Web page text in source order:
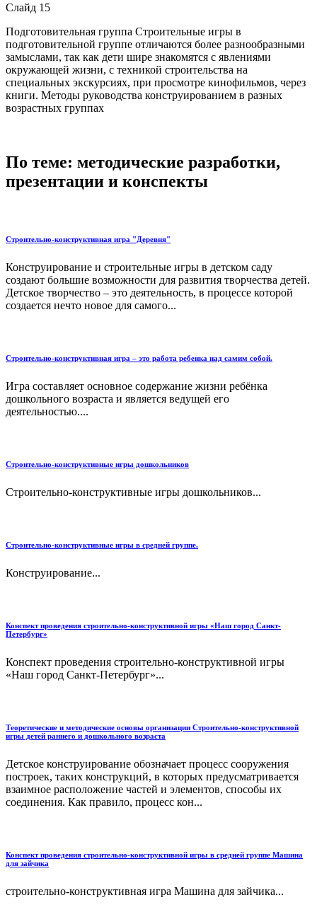
Слайд 15
Подготовительная группа Строительные игры в
подготовительной группе отличаются более разнообразными
замыслами, так как дети шире знакомятся с явлениями
окружающей жизни, с техникой строительства на
специальных экскурсиях, при просмотре кинофильмов, через
книги. Методы руководства конструированием в разных
возрастных группах
По теме: методические разработки,
презентации и конспекты
Строительно-конструктивная игра "Деревня"
Конструирование и строительные игры в детском саду
создают большие возможности для развития творчества детей.
Детское творчество – это деятельность, в процессе которой
создается нечто новое для самого...
Строительно-конструктивная игра – это работа ребенка над самим собой.
Игра составляет основное содержание жизни ребёнка
дошкольного возраста и является ведущей его
деятельностью....
Строительно-конструктивные игры дошкольников
Строительно-конструктивные игры дошкольников...
Строительно-конструктивные игры в средней группе.
Конструирование...
Конспект проведения строительно-конструктивной игры «Наш город Санкт-
Петербург»
Конспект проведения строительно-конструктивной игры
«Наш город Санкт-Петербург»...
Теоретические и методические основы организации Строительно-конструктивной
игры детей раннего и дошкольного возраста
Детское конструирование обозначает процесс сооружения
построек, таких конструкций, в которых предусматривается
взаимное расположение частей и элементов, способы их
соединения. Как правило, процесс кон...
Конспект проведения строительно-конструктивной игры в средней группе Машина
для зайчика
строительно-конструктивная игра Машина для зайчика...